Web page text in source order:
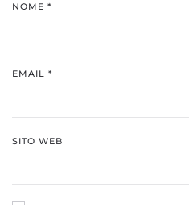
NOME *
EMAIL *
SITO WEB